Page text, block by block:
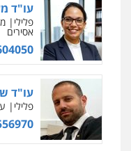
עו"ד
פלילי
אסירים
עו"ד
פלילי